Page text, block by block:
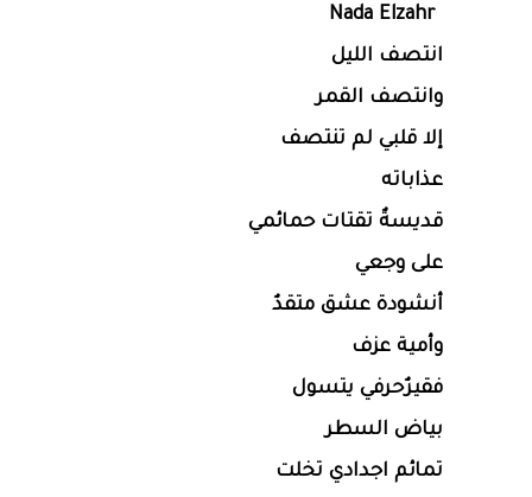
Nada Elzahr
انتصف الليل
وانتصف القمر
إلا قلبي لم تنتصف
عذاباته
قديسةٌ تقتات حمائمي
على وجعي
أنشودة عشق متقدٌ
وأمية عزف
فقيرٌحرفي يتسول
بياض السطر
تمائم اجدادي تخلت